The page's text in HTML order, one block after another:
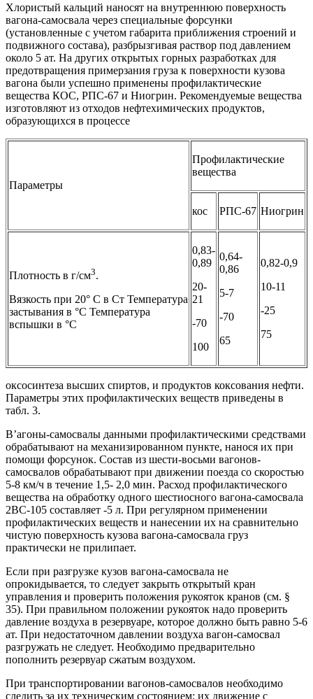
Хлористый кальций наносят на внутреннюю поверхность
вагона-самосвала через специальные форсунки
(установленные с учетом габарита приближения строений и
подвижного состава), разбрызгивая раствор под давлением
около 5 ат. На других открытых горных разработках для
предотвращения примерзания груза к поверхности кузова
вагона были успешно применены профилактические
вещества КОС, РПС-67 и Ниогрин. Рекомендуемые вещества
изготовляют из отходов нефтехимических продуктов,
образующихся в процессе
Параметры
Профилактические
вещества
кос РПС-67 Ниогрин
Плотность в г/см3.
Вязкость при 20° С в Ст Температура
застывания в °С Температура
вспышки в °С
0,83-
0,89
20-
21
-70
100
0,64-
0,86
5-7
-70
65
0,82-0,9
10-11
-25
75
оксосинтеза высших спиртов, и продуктов коксования нефти.
Параметры этих профилактических веществ приведены в
табл. 3.
В’агоны-самосвалы данными профилактическими средствами
обрабатывают на механизированном пункте, нанося их при
помощи форсунок. Состав из шести-восьми вагонов-
самосвалов обрабатывают при движении поезда со скоростью
5-8 км/ч в течение 1,5- 2,0 мин. Расход профилактического
вещества на обработку одного шестиосного вагона-самосвала
2ВС-105 составляет -5 л. При регулярном применении
профилактических веществ и нанесении их на сравнительно
чистую поверхность кузова вагона-самосвала груз
практически не прилипает.
Если при разгрузке кузов вагона-самосвала не
опрокидывается, то следует закрыть открытый кран
управления и проверить положения рукояток кранов (см. §
35). При правильном положении рукояток надо проверить
давление воздуха в резервуаре, которое должно быть равно 5-6
ат. При недостаточном давлении воздуха вагон-самосвал
разгружать не следует. Необходимо предварительно
пополнить резервуар сжатым воздухом.
При транспортировании вагонов-самосвалов необходимо
следить за их техническим состоянием; их движение с